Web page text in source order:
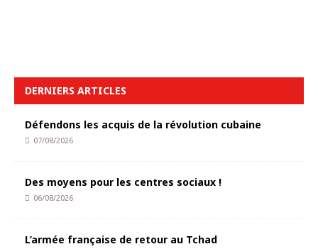
DERNIERS ARTICLES
Défendons les acquis de la révolution cubaine
07/08/2026
Des moyens pour les centres sociaux !
06/08/2026
L’armée française de retour au Tchad